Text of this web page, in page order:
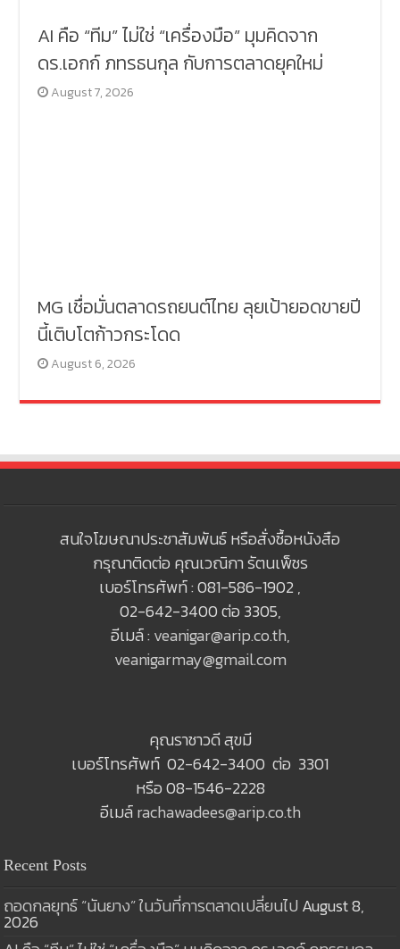
AI คือ “ทีม” ไม่ใช่ “เครื่องมือ” มุมคิดจาก
ดร.เอกก์ ภทรธนกุล กับการตลาดยุคใหม่
August 7, 2026
MG เชื่อมั่นตลาดรถยนต์ไทย ลุยเป้ายอดขายปี
นี้เติบโตก้าวกระโดด
August 6, 2026
สนใจโฆษณาประชาสัมพันธ์ หรือสั่งซื้อหนังสือ
กรุณาติดต่อ คุณเวณิกา รัตนเพ็ชร
เบอร์โทรศัพท์ : 081-586-1902 ,
02-642-3400 ต่อ 3305,
อีเมล์ : veanigar@arip.co.th,
veanigarmay@gmail.com
คุณราชาวดี สุขมี
เบอร์โทรศัพท์ 02-642-3400 ต่อ 3301
หรือ 08-1546-2228
อีเมล์rachawadees@arip.co.th
Recent Posts
ถอดกลยุทธ์ “นันยาง” ในวันที่การตลาดเปลี่ยนไป August 8,
2026